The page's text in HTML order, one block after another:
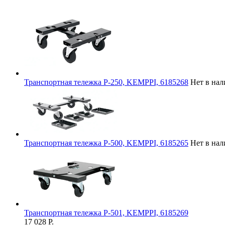
Транспортная тележка P-250, KEMPPI, 6185268 Нет в
Транспортная тележка Р-500, KEMPPI, 6185265 Нет в
Транспортная тележка P-501, KEMPPI, 6185269
17 028 Р.